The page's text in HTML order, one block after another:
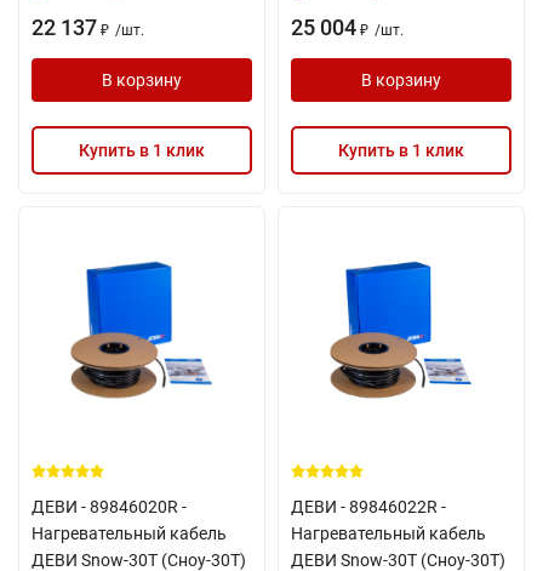
22 137 ₽ /шт.
В корзину
Купить в 1 клик
25 004 ₽ /шт.
В корзину
Купить в 1 клик
ДЕВИ - 89846020R -
Нагревательный кабель
ДЕВИ Snow-30T (Сноу-30Т)
ДЕВИ - 89846022R -
Нагревательный кабель
ДЕВИ Snow-30T (Сноу-30Т)